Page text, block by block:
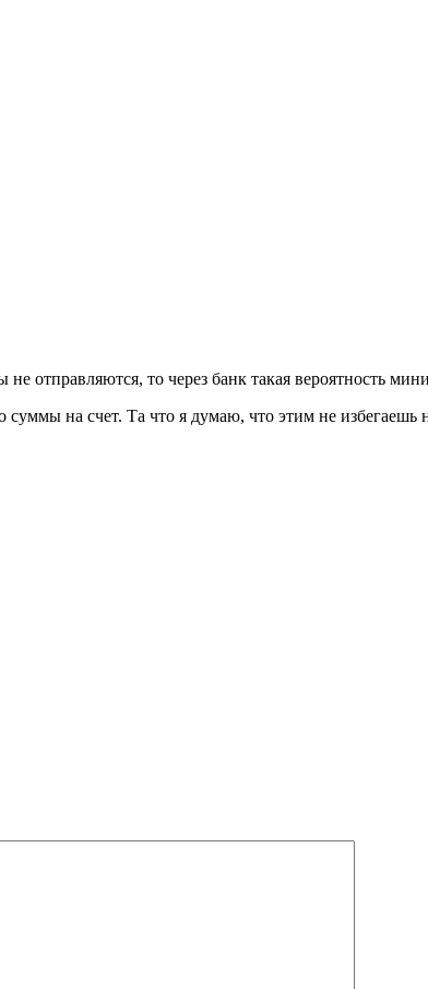
отправляются, то через банк такая вероятность
суммы на счет. Та что я думаю, что этим не